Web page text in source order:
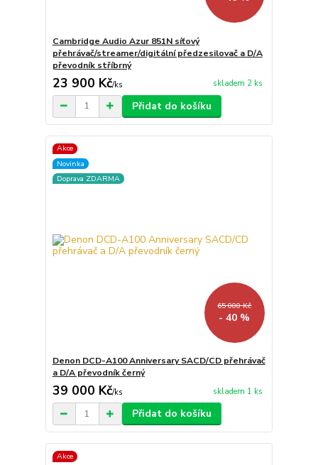
Cambridge Audio Azur 851N síťový
přehrávač/streamer/digitální předzesilovač a D/A
převodník stříbrný
23 900 Kč/ks skladem 2 ks
Přidat do košíku
Akce
Novinka
Doprava ZDARMA
65 000 Kč
- 40 %
Denon DCD-A100 Anniversary SACD/CD přehrávač
a D/A převodník černý
39 000 Kč/ks skladem 1 ks
Přidat do košíku
Akce